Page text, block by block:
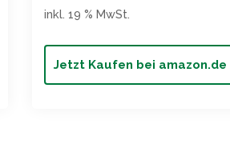
Jetzt Kaufen bei amazon.de
inkl. 19 % MwSt.